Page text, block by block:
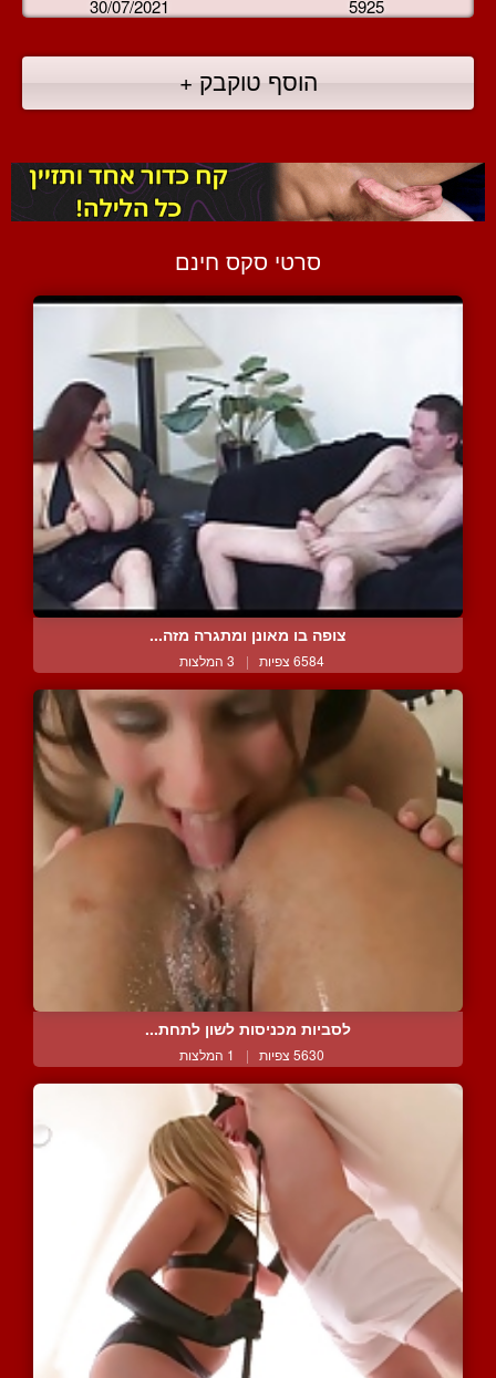
30/07/2021 5925
הוסף טוקבק +
סרטי סקס חינם
צופה בו מאונן ומתגרה מזה...
6584 צפיות | 3 המלצות
לסביות מכניסות לשון לתחת...
5630 צפיות | 1 המלצות